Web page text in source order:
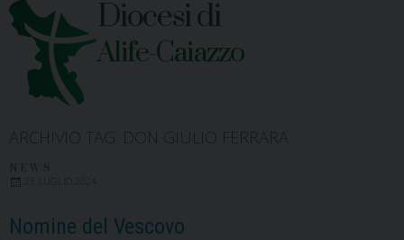
Diocesi di
Alife-Caiazzo
23 LUGLIO 2024
Nomine del Vescovo